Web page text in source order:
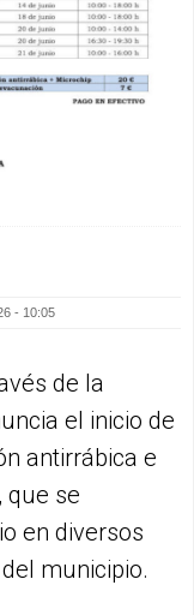
- 10:05
de la
el inicio de
antirrábica e
que se
en diversos
municipio.